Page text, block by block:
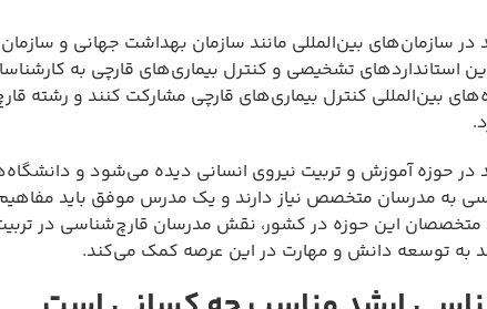
سازمان‌های بین‌المللی مانند سازمان بهداشت جهانی و
استانداردهای تشخیصی و کنترل بیماری‌های قارچی به
بین‌المللی کنترل بیماری‌های قارچی مشارکت کنند و
حوزه آموزش و تربیت نیروی انسانی دیده می‌شود و
به مدرسان متخصص نیاز دارند و یک مدرس موفق باید مفاهیم
متخصصان این حوزه در کشور، نقش مدرسان قارچ‌شناسی در
به توسعه دانش و مهارت در این عرصه کمک می‌کند.